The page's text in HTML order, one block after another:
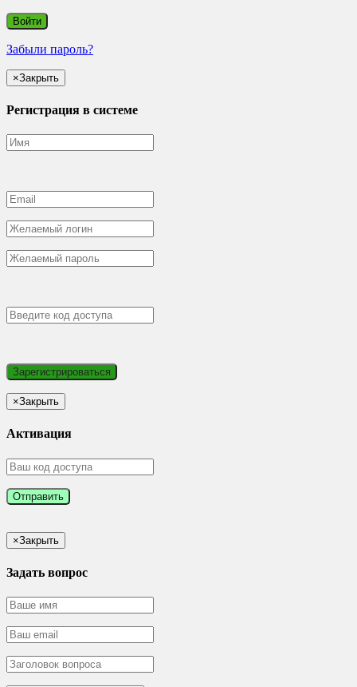
Забыли пароль?
×Закрыть
Регистрация в системе
×Закрыть
Активация
×Закрыть
Задать вопрос